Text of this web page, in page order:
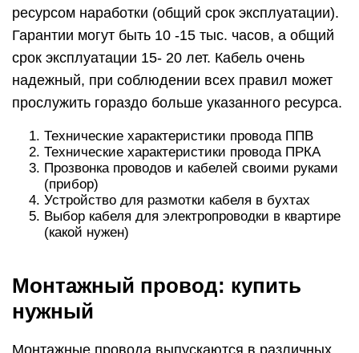
ресурсом наработки (общий срок эксплуатации).
Гарантии могут быть 10 -15 тыс. часов, а общий
срок эксплуатации 15- 20 лет. Кабель очень
надежный, при соблюдении всех правил может
прослужить гораздо больше указанного ресурса.
Технические характеристики провода ППВ
Технические характеристики провода ПРКА
Прозвонка проводов и кабелей своими руками
(прибор)
Устройство для размотки кабеля в бухтах
Выбор кабеля для электропроводки в квартире
(какой нужен)
Монтажный провод: купить
нужный